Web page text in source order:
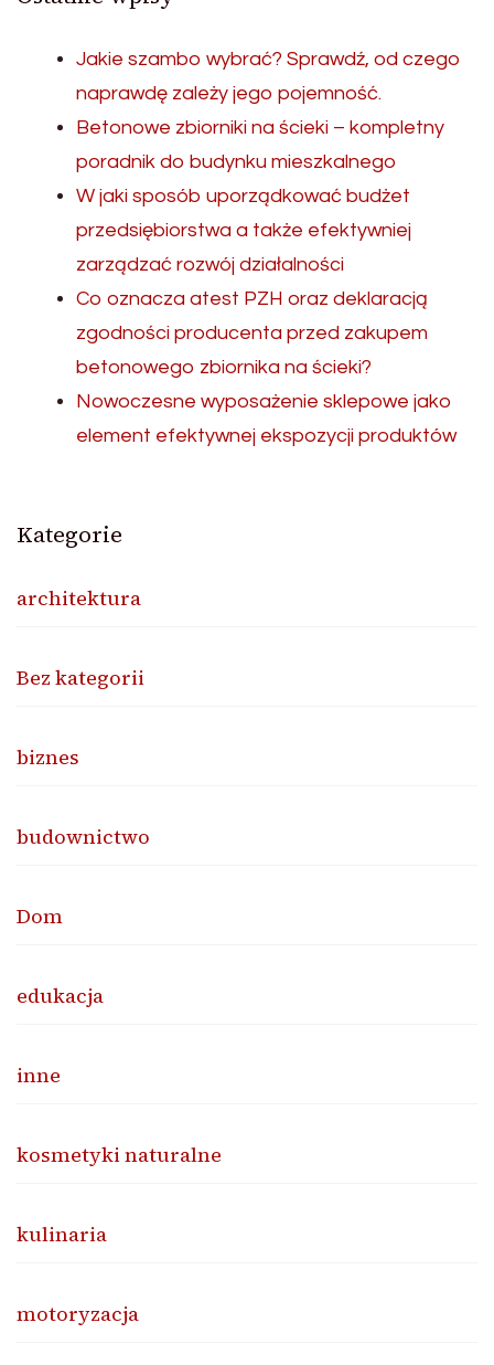
Jakie szambo wybrać? Sprawdź, od czego
naprawdę zależy jego pojemność.
Betonowe zbiorniki na ścieki – kompletny
poradnik do budynku mieszkalnego
W jaki sposób uporządkować budżet
przedsiębiorstwa a także efektywniej
zarządzać rozwój działalności
Co oznacza atest PZH oraz deklaracją
zgodności producenta przed zakupem
betonowego zbiornika na ścieki?
Nowoczesne wyposażenie sklepowe jako
element efektywnej ekspozycji produktów
Kategorie
architektura
Bez kategorii
biznes
budownictwo
Dom
edukacja
inne
kosmetyki naturalne
kulinaria
motoryzacja